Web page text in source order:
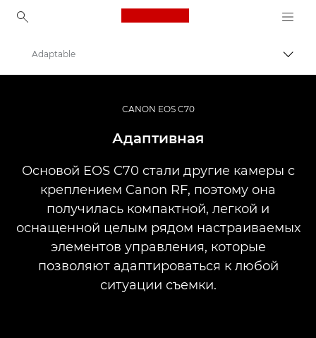
Canon Logo, back to
Кинокамеры и видеокамеры
Adaptable
CANON EOS C70
Адаптивная
Основой EOS C70 стали другие камеры с
креплением Canon RF, поэтому она
получилась компактной, легкой и
оснащенной целым рядом настраиваемых
элементов управления, которые
позволяют адаптироваться к любой
ситуации съемки.